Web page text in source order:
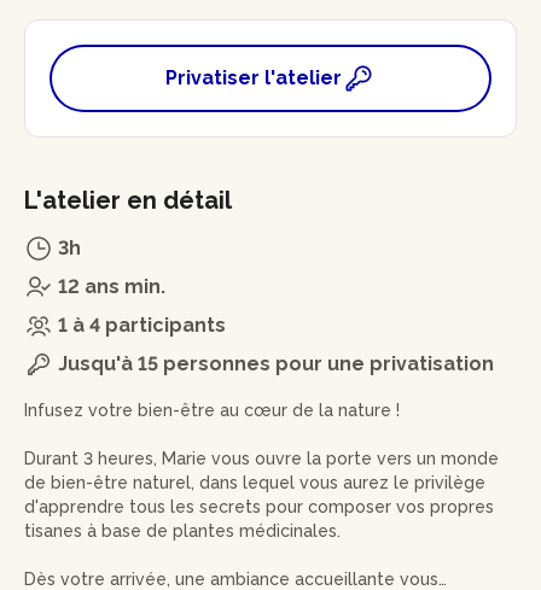
Privatiser l'atelier
L'atelier en détail
3h
12 ans min.
1 à 4 participants
Jusqu'à 15 personnes pour une privatisation
Infusez votre bien-être au cœur de la nature !
Durant 3 heures, Marie vous ouvre la porte vers un monde
de bien-être naturel, dans lequel vous aurez le privilège
d'apprendre tous les secrets pour composer vos propres
tisanes à base de plantes médicinales.
Dès votre arrivée, une ambiance accueillante vous